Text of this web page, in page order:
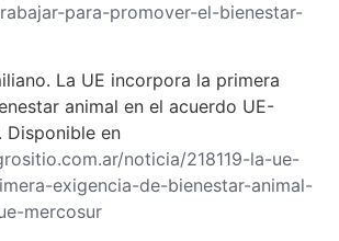
para-promover-el-bienestar-
La UE incorpora la primera
animal en el acuerdo UE-
Disponible en
noticia/218119-la-ue-
exigencia-de-bienestar-animal-
mercosur